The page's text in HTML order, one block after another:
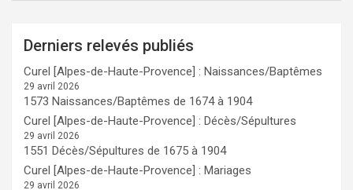
Derniers relevés publiés
Curel [Alpes-de-Haute-Provence] : Naissances/Baptêmes
29 avril 2026
1573 Naissances/Baptêmes de 1674 à 1904
Curel [Alpes-de-Haute-Provence] : Décès/Sépultures
29 avril 2026
1551 Décès/Sépultures de 1675 à 1904
Curel [Alpes-de-Haute-Provence] : Mariages
29 avril 2026